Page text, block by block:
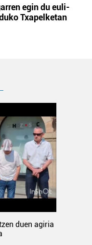
egin du euli-
Txapelketan
duen agiria